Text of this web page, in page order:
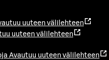
uuteen välilehteen
uuteen välilehteen
Avautuu uuteen välilehteen